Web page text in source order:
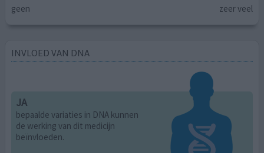
geen zeer veel
INVLOED VAN DNA
JA
bepaalde variaties in DNA kunnen
de werking van dit medicijn
beïnvloeden.